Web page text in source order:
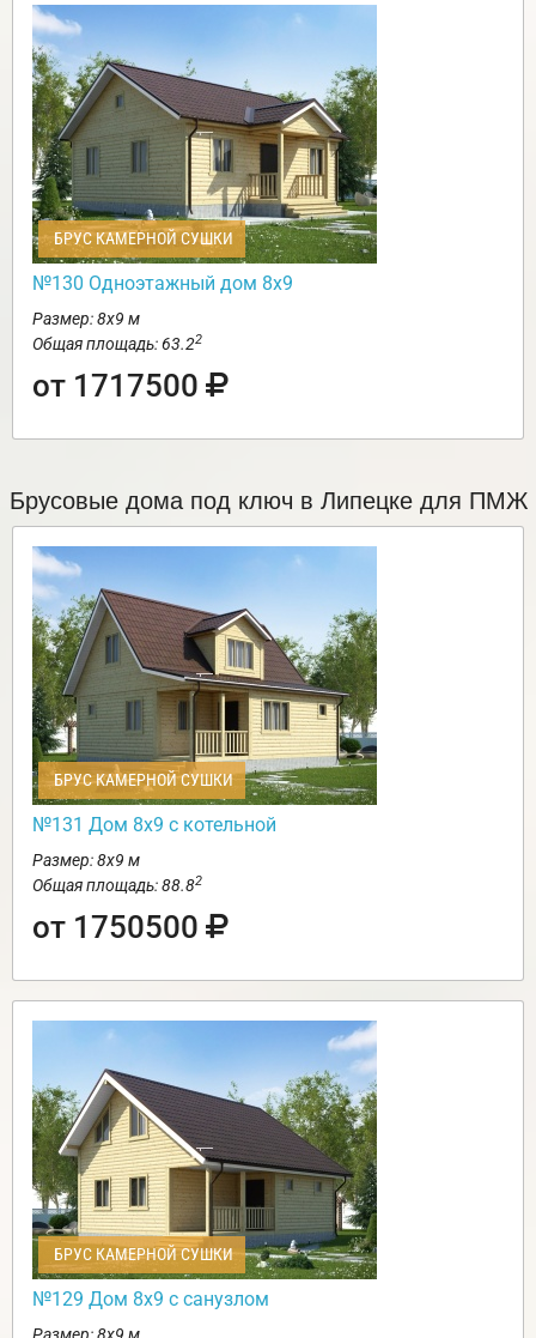
БРУС КАМЕРНОЙ СУШКИ
№130 Одноэтажный дом 8х9
Размер: 8х9 м
Общая площадь: 63.22
от 1717500
Брусовые дома под ключ в Липецке для ПМЖ
БРУС КАМЕРНОЙ СУШКИ
№131 Дом 8х9 с котельной
Размер: 8х9 м
Общая площадь: 88.82
от 1750500
БРУС КАМЕРНОЙ СУШКИ
№129 Дом 8х9 с санузлом